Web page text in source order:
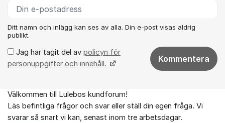
Ditt namn och inlägg kan ses av alla. Din e-post visas aldrig
publikt.
Jag har tagit del av policyn för
personuppgifter och innehåll.
Kommentera
Om forumet
Välkommen till Lulebos kundforum!
Läs befintliga frågor och svar eller ställ din egen fråga. Vi
svarar så snart vi kan, senast inom tre arbetsdagar.